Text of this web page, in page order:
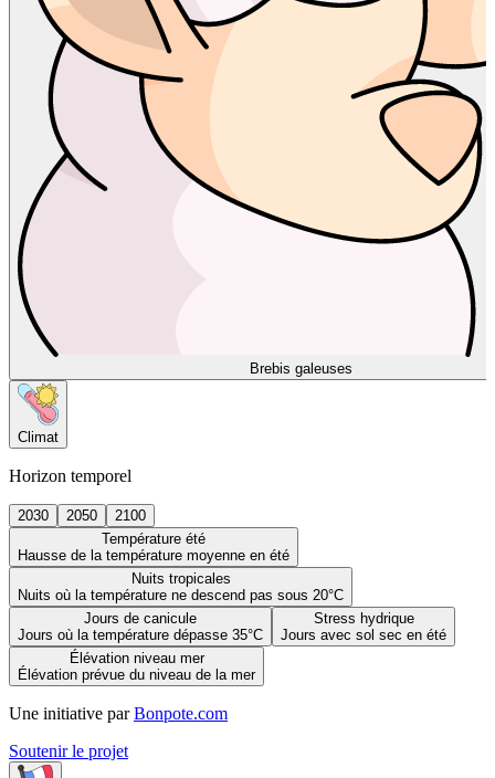
Brebis galeuses
Climat
Horizon temporel
2030 2050
2100
Température été
Hausse de la température moyenne en été
Nuits tropicales
Nuits où la température ne descend pas sous 20°C
Jours de canicule
Jours où la température dépasse 35°C
Stress hydrique
Jours avec sol sec en été
Élévation niveau mer
Élévation prévue du niveau de la mer
Une initiative par Bonpote.com
Soutenir le projet